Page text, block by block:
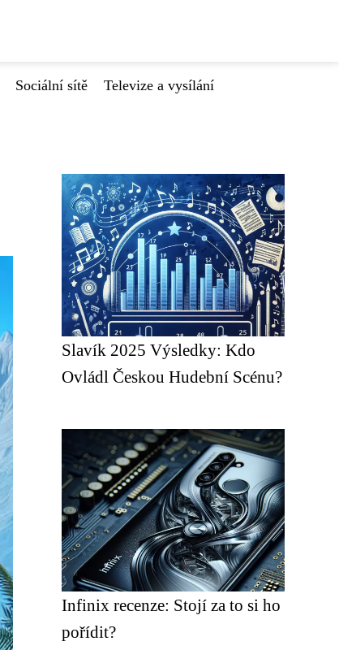
Sociální sítě Televize a vysílání
Slavík 2025 Výsledky: Kdo
Ovládl Českou Hudební Scénu?
Infinix recenze: Stojí za to si ho
pořídit?